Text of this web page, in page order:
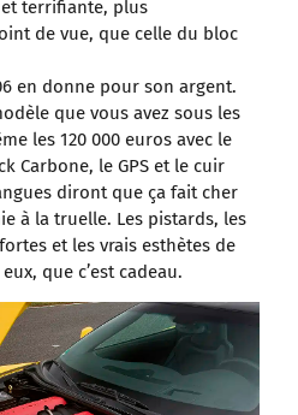
terrifiante, plus
de vue, que celle du bloc
en donne pour son argent.
que vous avez sous les
les 120 000 euros avec le
Carbone, le GPS et le cuir
diront que ça fait cher
à la truelle. Les pistards, les
et les vrais esthètes de
que c’est cadeau.